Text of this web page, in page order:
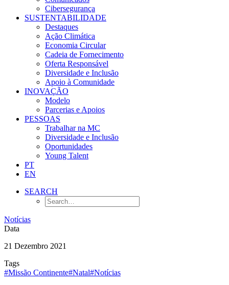
Cibersegurança
SUSTENTABILIDADE
Destaques
Ação Climática
Economia Circular
Cadeia de Fornecimento
Oferta Responsável
Diversidade e Inclusão
Apoio à Comunidade
INOVAÇÃO
Modelo
Parcerias e Apoios
PESSOAS
Trabalhar na MC
Diversidade e Inclusão
Oportunidades
Young Talent
PT
EN
SEARCH
Notícias
Data
21 Dezembro 2021
Tags
#Missão Continente#Natal#Notícias